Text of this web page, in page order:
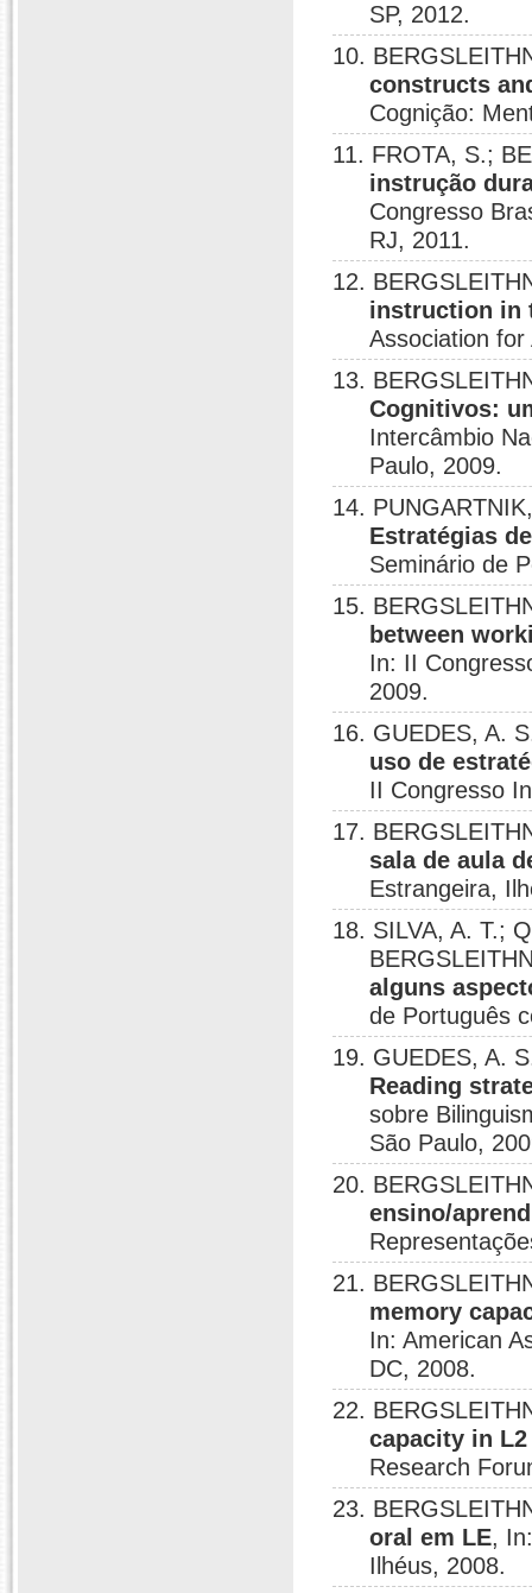
SP, 2012.
10.
constructs
Cognição:
11. FROTA, S.;
instrução
Congresso
RJ, 2011.
12.
instruction in
Association
13.
Cognitivos:
Intercâmbio
Paulo, 2009.
14.
Estratégias
Seminário de
15.
between
In: II
2009.
16. GUEDES, A.
uso de
II Congresso
17.
sala de aula
Estrangeira,
18. SILVA, A. T.;
alguns
de Português
19. GUEDES, A.
Reading
sobre
São Paulo,
20.
ensino/
21.
memory
In: American
DC, 2008.
22.
capacity in
Research
23.
oral em LE,
Ilhéus, 2008.